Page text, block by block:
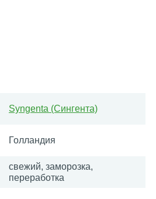
Syngenta (Сингента)
Голландия
свежий, заморозка,
переработка